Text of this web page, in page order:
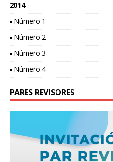
2014
▪ Número 1
▪ Número 2
▪ Número 3
▪ Número 4
PARES REVISORES